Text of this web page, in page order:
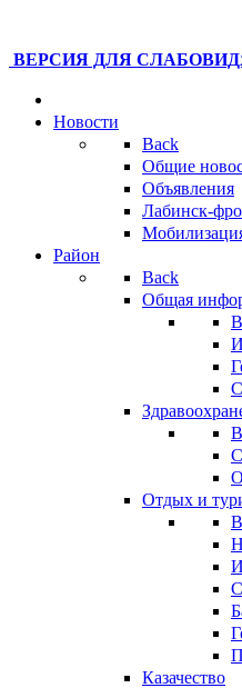
ВЕРСИЯ ДЛЯ
Новости
Back
Общие
Объявления
Лабинск-
Район
Back
Общая
Отдых и
Казачество